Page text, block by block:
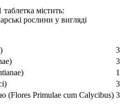
таблетка містить:
рослини у вигляді
(Flоrеs Рrіmulае сum Саlyсіbus)